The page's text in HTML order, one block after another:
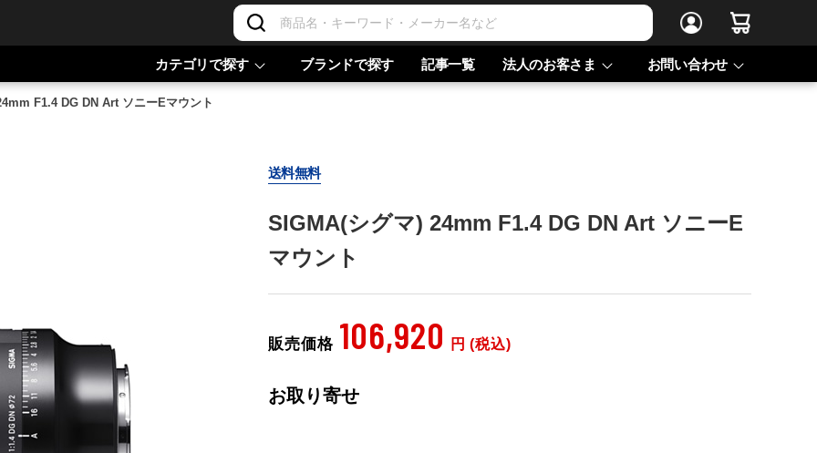
カテゴリで探す ブランドで探す 記事一覧 法人のお客さま お問い合わせ
F1.4 DG DN Art ソニーEマウント
送料無料
SIGMA(シグマ) 24mm F1.4 DG DN Art ソニーE
マウント
販売価格 106,920 円 (税込)
お取り寄せ